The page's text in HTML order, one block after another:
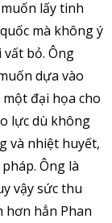
lấy tinh
mà không ý
bỏ. Ông
dựa vào
đại họa cho
lực dù không
và nhiệt huyết,
Ông là
vậy sức thu
hơn hẳn Phan